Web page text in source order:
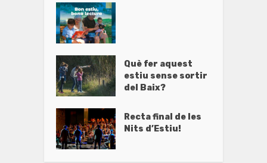
Què fer aquest
estiu sense sortir
del Baix?
Recta final de les
Nits d’Estiu!